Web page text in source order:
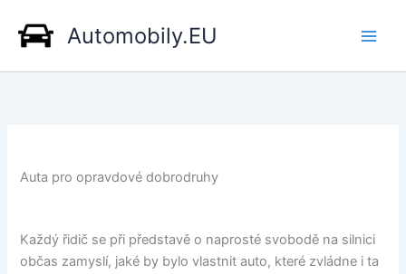
obsah
Automobily.EU
Auta pro opravdové dobrodruhy
Každý řidič se při představě o naprosté svobodě na silnici
občas zamyslí, jaké by bylo vlastnit auto, které zvládne i ta